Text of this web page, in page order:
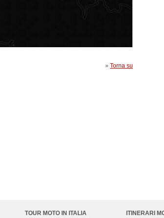
» Torna su
TOUR MOTO IN ITALIA
ITINERARI